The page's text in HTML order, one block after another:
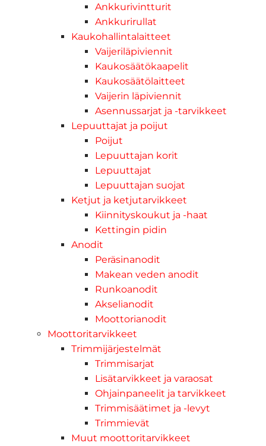
Ankkurivintturit
Ankkurirullat
Kaukohallintalaitteet
Vaijeriläpiviennit
Kaukosäätökaapelit
Kaukosäätölaitteet
Vaijerin läpiviennit
Asennussarjat ja -tarvikkeet
Lepuuttajat ja poijut
Poijut
Lepuuttajan korit
Lepuuttajat
Lepuuttajan suojat
Ketjut ja ketjutarvikkeet
Kiinnityskoukut ja -haat
Kettingin pidin
Anodit
Peräsinanodit
Makean veden anodit
Runkoanodit
Akselianodit
Moottorianodit
Moottoritarvikkeet
Trimmijärjestelmät
Trimmisarjat
Lisätarvikkeet ja varaosat
Ohjainpaneelit ja tarvikkeet
Trimmisäätimet ja -levyt
Trimmievät
Muut moottoritarvikkeet